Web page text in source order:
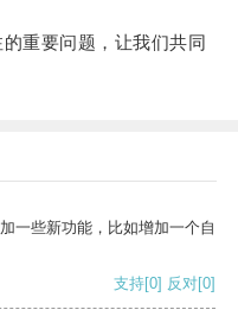
重要问题，让我们共同
一些新功能，比如增加一个自
支持[0] 反对[0]